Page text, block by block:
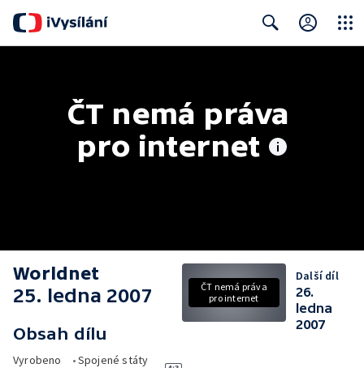
ČT nemá práva
pro internet
Worldnet
25. ledna 2007
Obsah dílu
Vyrobeno
•Spojené státy
ČT nemá práva
pro internet
Další díl
26.
ledna
2007